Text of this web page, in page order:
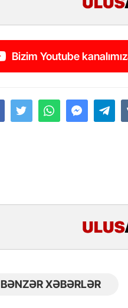
Bizim Youtube
BƏNZƏR XƏBƏRLƏR